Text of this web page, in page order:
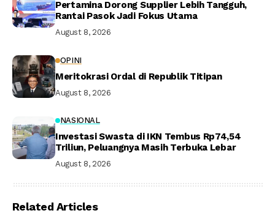
Pertamina Dorong Supplier Lebih Tangguh,
Rantai Pasok Jadi Fokus Utama
August 8, 2026
OPINI
Meritokrasi Ordal di Republik Titipan
August 8, 2026
NASIONAL
Investasi Swasta di IKN Tembus Rp74,54
Triliun, Peluangnya Masih Terbuka Lebar
August 8, 2026
Related Articles